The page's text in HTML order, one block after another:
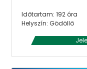
Időtartam: 192 óra
Helyszín: Gödöllő